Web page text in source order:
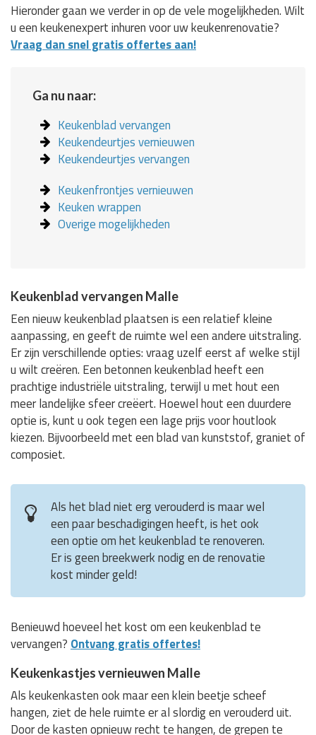
Hieronder gaan we verder in op de vele mogelijkheden. Wilt
u een keukenexpert inhuren voor uw keukenrenovatie?
Vraag dan snel gratis offertes aan!
Ga nu naar:
Keukenblad vervangen
Keukendeurtjes vernieuwen
Keukendeurtjes vervangen
Keukenfrontjes vernieuwen
Keuken wrappen
Overige mogelijkheden
Keukenblad vervangen Malle
Een nieuw keukenblad plaatsen is een relatief kleine
aanpassing, en geeft de ruimte wel een andere uitstraling.
Er zijn verschillende opties: vraag uzelf eerst af welke stijl
u wilt creëren. Een betonnen keukenblad heeft een
prachtige industriële uitstraling, terwijl u met hout een
meer landelijke sfeer creëert. Hoewel hout een duurdere
optie is, kunt u ook tegen een lage prijs voor houtlook
kiezen. Bijvoorbeeld met een blad van kunststof, graniet of
composiet.
Als het blad niet erg verouderd is maar wel
een paar beschadigingen heeft, is het ook
een optie om het keukenblad te renoveren.
Er is geen breekwerk nodig en de renovatie
kost minder geld!
Benieuwd hoeveel het kost om een keukenblad te
vervangen? Ontvang gratis offertes!
Keukenkastjes vernieuwen Malle
Als keukenkasten ook maar een klein beetje scheef
hangen, ziet de hele ruimte er al slordig en verouderd uit.
Door de kasten opnieuw recht te hangen, de grepen te